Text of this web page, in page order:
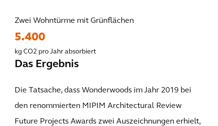
Zwei Wohntürme mit Grünflächen
5.400
kg CO2 pro Jahr absorbiert
Das Ergebnis
Die Tatsache, dass Wonderwoods im Jahr 2019 bei
den renommierten MIPIM Architectural Review
Future Projects Awards zwei Auszeichnungen erhielt,